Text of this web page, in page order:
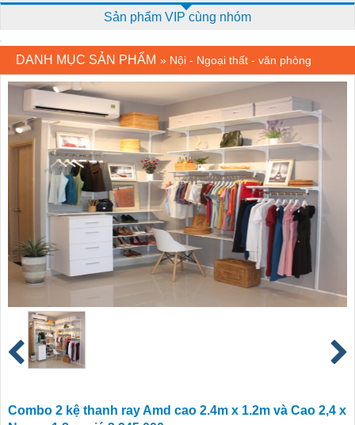
Sản phẩm VIP cùng nhóm
DANH MỤC SẢN PHẨM » Nội - Ngoại thất - văn phòng
Combo 2 kệ thanh ray Amd cao 2.4m x 1.2m và Cao 2,4 x